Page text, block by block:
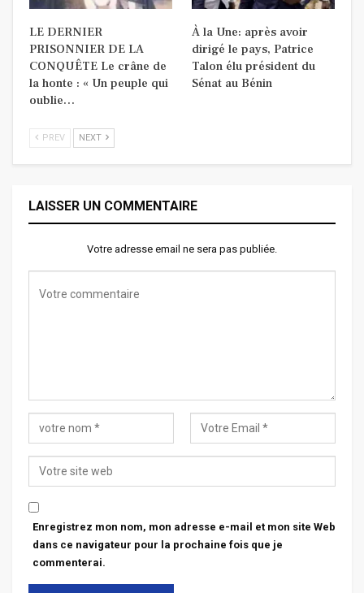
LE DERNIER
PRISONNIER DE LA
CONQUÊTE Le crâne de
la honte : « Un peuple qui
oublie…
À la Une: après avoir
dirigé le pays, Patrice
Talon élu président du
Sénat au Bénin
PREV NEXT
LAISSER UN COMMENTAIRE
Votre adresse email ne sera pas publiée.
Enregistrez mon nom, mon adresse e-mail et mon site Web
dans ce navigateur pour la prochaine fois que je
commenterai.